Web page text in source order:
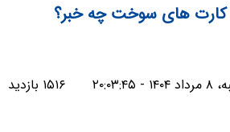
کارت های سوخت چه خبر؟
۱۵۱۶ بازدید